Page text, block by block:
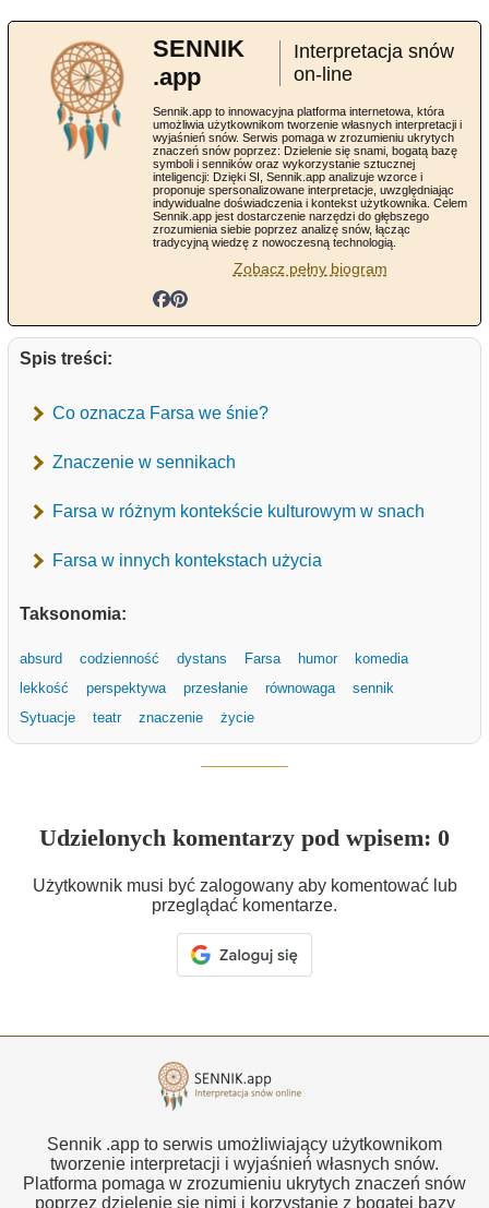
SENNIK
.app
Interpretacja snów
on-line
Sennik.app to innowacyjna platforma internetowa, która
umożliwia użytkownikom tworzenie własnych interpretacji i
wyjaśnień snów. Serwis pomaga w zrozumieniu ukrytych
znaczeń snów poprzez: Dzielenie się snami, bogatą bazę
symboli i senników oraz wykorzystanie sztucznej
inteligencji: Dzięki SI, Sennik.app analizuje wzorce i
proponuje spersonalizowane interpretacje, uwzględniając
indywidualne doświadczenia i kontekst użytkownika. Celem
Sennik.app jest dostarczenie narzędzi do głębszego
zrozumienia siebie poprzez analizę snów, łącząc
tradycyjną wiedzę z nowoczesną technologią.
Zobacz pełny biogram
Spis treści:
Co oznacza Farsa we śnie?
Znaczenie w sennikach
Farsa w różnym kontekście kulturowym w snach
Farsa w innych kontekstach użycia
Taksonomia:
absurd codzienność dystans Farsa humor
komedia
lekkość
perspektywa przesłanie równowaga
sennik
Sytuacje
teatr znaczenie życie
Udzielonych komentarzy pod wpisem: 0
Użytkownik musi być zalogowany aby komentować lub
przeglądać komentarze.
Sennik .app to serwis umożliwiający użytkownikom
tworzenie interpretacji i wyjaśnień własnych snów.
Platforma pomaga w zrozumieniu ukrytych znaczeń snów
poprzez dzielenie się nimi i korzystanie z bogatej bazy